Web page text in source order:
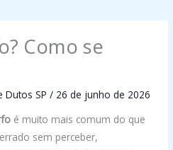
Como se
Dutos SP/ 26 de junho de 2026
é muito mais comum do que
sem perceber,